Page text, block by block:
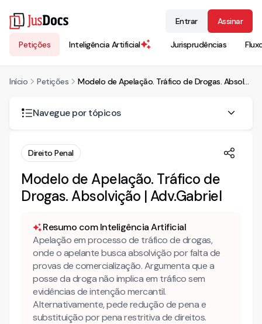
Petições Inteligência Artificial Jurisprudências
Entrar Assinar
Início Petições Modelo de Apelação. Tráfico de Drogas. Absolvição | Adv.Gabriel
Navegue por tópicos
RECURSO DE APELAÇÃO
DOS FATOS
Direito Penal
Modelo de Apelação. Tráfico de
Drogas. Absolvição | Adv.Gabriel
Resumo com Inteligência Artificial
Apelação em processo de tráfico de drogas,
onde o apelante busca absolvição por falta de
provas de comercialização. Argumenta que a
posse da droga não implica em tráfico sem
evidências de intenção mercantil.
Alternativamente, pede redução de pena e
substituição por pena restritiva de direitos.